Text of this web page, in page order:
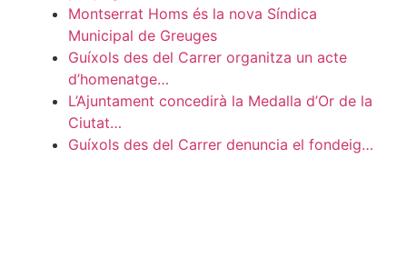
Montserrat Homs és la nova Síndica
Municipal de Greuges
Guíxols des del Carrer organitza un acte
d’homenatge…
L’Ajuntament concedirà la Medalla d’Or de la
Ciutat…
Guíxols des del Carrer denuncia el fondeig…